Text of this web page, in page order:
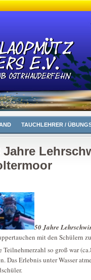
TAUCHLEHRER /
Jahre
50 Jahre
mit den Schülern
Teilnehmerzahl so groß war
Das Erlebnis unter Wasser